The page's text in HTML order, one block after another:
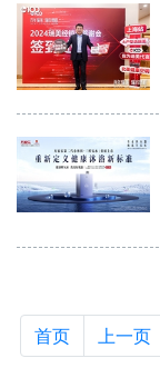
首页 上一页